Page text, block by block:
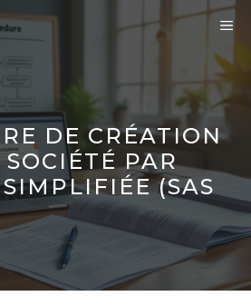
DE CRÉATION
SOCIÉTÉ PAR
(SAS